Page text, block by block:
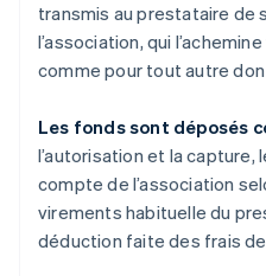
transmis au prestataire de
l’association, qui
comme pour tout autre don
Les fonds sont déposés
l’autorisation et la capture,
compte de l’association
virements habituelle du
déduction faite des frais